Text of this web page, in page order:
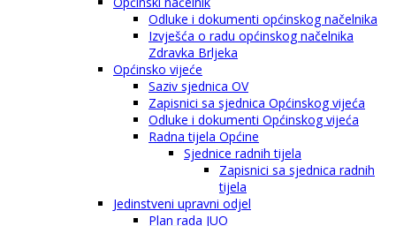
Odluke i dokumenti općinskog načelnika
Izvješća o radu općinskog načelnika
Zdravka Brljeka
Općinsko vijeće
Saziv sjednica OV
Zapisnici sa sjednica Općinskog vijeća
Odluke i dokumenti Općinskog vijeća
Radna tijela Općine
Sjednice radnih tijela
Zapisnici sa sjednica radnih
tijela
Jedinstveni upravni odjel
Plan rada JUO